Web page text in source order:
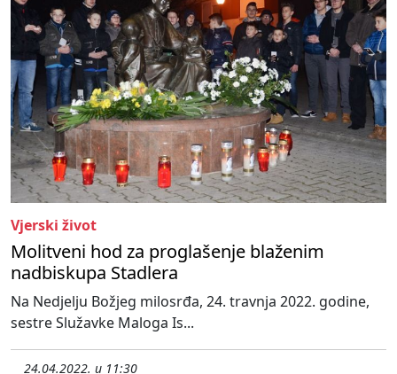
Vjerski život
Molitveni hod za proglašenje blaženim
nadbiskupa Stadlera
Na Nedjelju Božjeg milosrđa, 24. travnja 2022. godine,
sestre Služavke Maloga Is...
24.04.2022. u 11:30